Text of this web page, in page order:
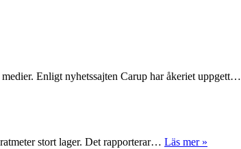
Enligt nyhetssajten Carup har åkeriet uppgett…
stort lager. Det rapporterar… Läs mer »